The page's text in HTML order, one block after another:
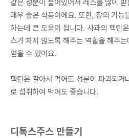
매우 좋은 식품이에요. 또한, 장의 기능
하는데 큰 도움이 됩니다. 사과의 펙틴
스가 차지 않도록 해주는 역할을 해주
얻을 수 있어요.
펙틴은 갈아서 먹어도 성분이 파괴되거
로 섭취하여 먹어도 좋습니다.
디톡스주스 만들기